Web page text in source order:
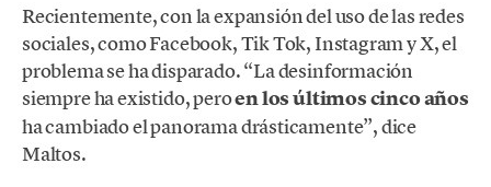
Recientemente, con la expansión del uso de las redes
sociales, como Facebook, Tik Tok, Instagram y X, el
problema se ha disparado. “La desinformación
siempre ha existido, peroen los últimos cinco años
ha cambiado el panorama drásticamente”, dice
Maltos.